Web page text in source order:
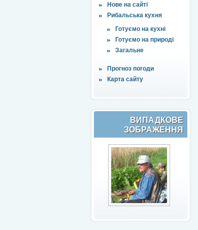
Нове на сайті
Рибальська кухня
Готуємо на кухні
Готуємо на природі
Загальне
Прогноз погоди
Карта сайту
ВИПАДКОВЕ
ЗОБРАЖЕННЯ